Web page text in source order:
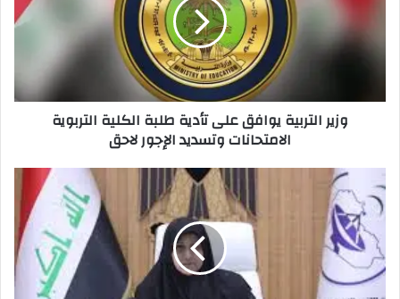
طلبة
الامتحانات
وزير التربية يوافق على تأدية طلبة الكلية التربوية
الامتحانات وتسديد الإجور لاحق
الاتصالات
تصرح
بعد
اجتماع
بخصوص
“مشروع